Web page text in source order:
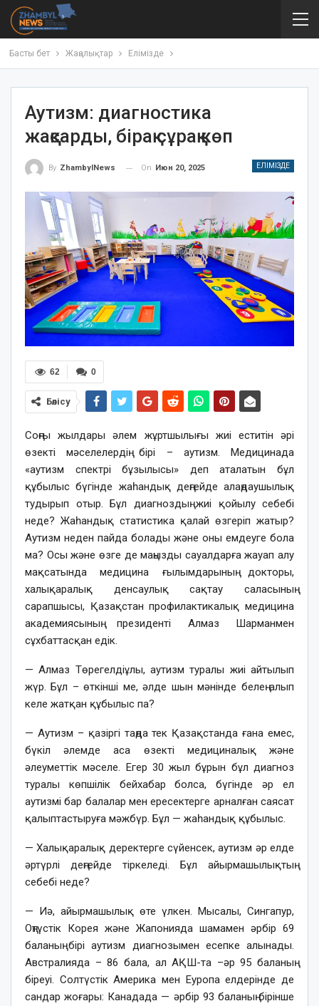
Басты бет Жаңалықтар Елімізде
Аутизм: диагностика
жақсарды, бірақ сұрақ көп
ЕЛІМІЗДЕ
By ZhambylNews On Июн 20, 2025
0
62
Бөлісу
Соңғы жылдары әлем жұртшылығы жиі еститін әрі
өзекті мәселелердің бірі – аутизм. Медицинада
«аутизм спектрі бұзылысы» деп аталатын бұл
құбылыс бүгінде жаһандық деңгейде алаңдаушылық
тудырып отыр. Бұл диагноздың жиі қойылу себебі
неде? Жаһандық статистика қалай өзгеріп жатыр?
Аутизм неден пайда болады және оны емдеуге бола
ма? Осы және өзге де маңызды сауалдарға жауап алу
мақсатында медицина ғылымдарының докторы,
халықаралық денсаулық сақтау саласының
сарапшысы, Қазақстан профилактикалық медицина
академиясының президенті Алмаз Шарманмен
сұхбаттасқан едік.
— Алмаз Төрегелдіұлы, аутизм туралы жиі айтылып
жүр. Бұл – өткінші ме, әлде шын мәнінде белең алып
келе жатқан құбылыс па?
— Аутизм – қазіргі таңда тек Қазақстанда ғана емес,
бүкіл әлемде аса өзекті медициналық және
әлеуметтік мәселе. Егер 30 жыл бұрын бұл диагноз
туралы көпшілік бейхабар болса, бүгінде әр ел
аутизмі бар балалар мен ересектерге арналған саясат
қалыптастыруға мәжбүр. Бұл — жаһандық құбылыс.
— Халықаралық деректерге сүйенсек, аутизм әр елде
әртүрлі деңгейде тіркеледі. Бұл айырмашылықтың
себебі неде?
— Иә, айырмашылық өте үлкен. Мысалы, Сингапур,
Оңтүстік Корея және Жапонияда шамамен әрбір 69
баланың бірі аутизм диагнозымен есепке алынады.
Австралияда – 86 бала, ал АҚШ-та –әр 95 баланың
біреуі. Солтүстік Америка мен Еуропа елдерінде де
сандар жоғары: Канадада — әрбір 93 баланың бірінше